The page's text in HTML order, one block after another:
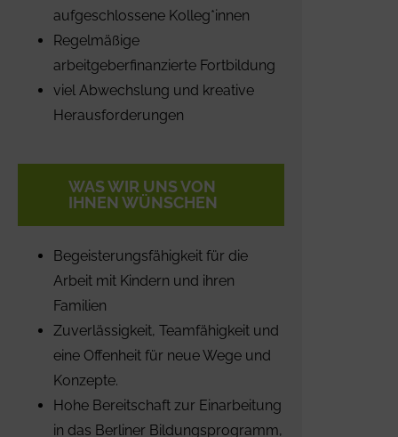
aufgeschlossene Kolleg*innen
Regelmäßige
arbeitgeberfinanzierte Fortbildung
viel Abwechslung und kreative
Herausforderungen
WAS WIR UNS VON
IHNEN WÜNSCHEN
Begeisterungsfähigkeit für die
Arbeit mit Kindern und ihren
Familien
Zuverlässigkeit, Teamfähigkeit und
eine Offenheit für neue Wege und
Konzepte.
Hohe Bereitschaft zur Einarbeitung
in das Berliner Bildungsprogramm,